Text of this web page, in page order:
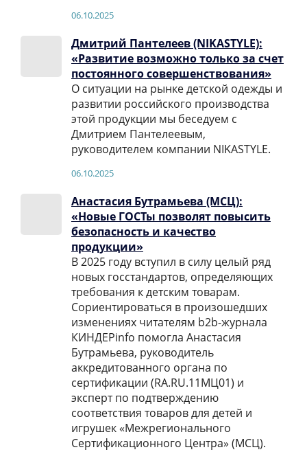
06.10.2025
Дмитрий Пантелеев (NIKASTYLE):
«Развитие возможно только за счет
постоянного совершенствования»
О ситуации на рынке детской одежды и
развитии российского производства
этой продукции мы беседуем с
Дмитрием Пантелеевым,
руководителем компании NIKASTYLE.
06.10.2025
Анастасия Бутрамьева (МСЦ):
«Новые ГОСТы позволят повысить
безопасность и качество
продукции»
В 2025 году вступил в силу целый ряд
новых госстандартов, определяющих
требования к детским товарам.
Сориентироваться в произошедших
изменениях читателям b2b-журнала
КИНДЕРinfo помогла Анастасия
Бутрамьева, руководитель
аккредитованного органа по
сертификации (RA.RU.11МЦ01) и
эксперт по подтверждению
соответствия товаров для детей и
игрушек «Межрегионального
Сертификационного Центра» (МСЦ).